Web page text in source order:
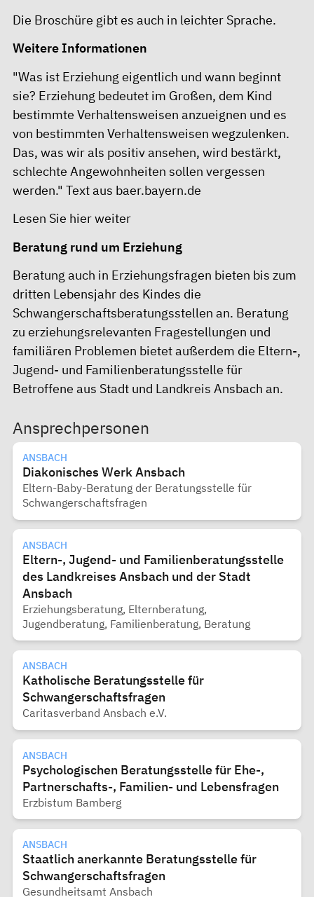
Die Broschüre gibt es auch in leichter Sprache.
Weitere Informationen
"Was ist Erziehung eigentlich und wann beginnt
sie? Erziehung bedeutet im Großen, dem Kind
bestimmte Verhaltensweisen anzueignen und es
von bestimmten Verhaltensweisen wegzulenken.
Das, was wir als positiv ansehen, wird bestärkt,
schlechte Angewohnheiten sollen vergessen
werden." Text aus baer.bayern.de
Lesen Sie hier weiter
Beratung rund um Erziehung
Beratung auch in Erziehungsfragen bieten bis zum
dritten Lebensjahr des Kindes die
Schwangerschaftsberatungsstellen an. Beratung
zu erziehungsrelevanten Fragestellungen und
familiären Problemen bietet außerdem die Eltern-,
Jugend- und Familienberatungsstelle für
Betroffene aus Stadt und Landkreis Ansbach an.
Ansprechpersonen
ANSBACH
Diakonisches Werk Ansbach
Eltern-Baby-Beratung der Beratungsstelle für
Schwangerschaftsfragen
ANSBACH
Eltern-, Jugend- und Familienberatungsstelle
des Landkreises Ansbach und der Stadt
Ansbach
Erziehungsberatung, Elternberatung,
Jugendberatung, Familienberatung, Beratung
ANSBACH
Katholische Beratungsstelle für
Schwangerschaftsfragen
Caritasverband Ansbach e.V.
ANSBACH
Psychologischen Beratungsstelle für Ehe-,
Partnerschafts-, Familien- und Lebensfragen
Erzbistum Bamberg
ANSBACH
Staatlich anerkannte Beratungsstelle für
Schwangerschaftsfragen
Gesundheitsamt Ansbach